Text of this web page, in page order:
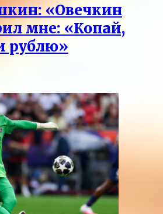
«Овечкин
мне: «Копай,
рублю»